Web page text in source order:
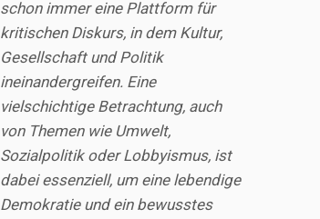
schon immer eine Plattform für
kritischen Diskurs, in dem Kultur,
Gesellschaft und Politik
ineinandergreifen. Eine
vielschichtige Betrachtung, auch
von Themen wie Umwelt,
Sozialpolitik oder Lobbyismus, ist
dabei essenziell, um eine lebendige
Demokratie und ein bewusstes